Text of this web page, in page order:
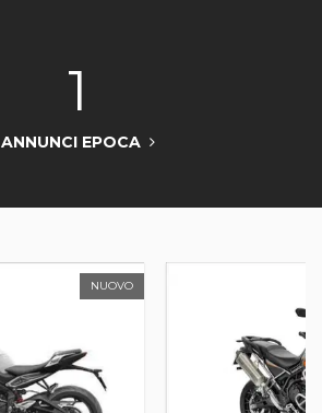
1
ANNUNCI EPOCA
NUOVO